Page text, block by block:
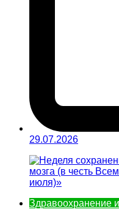
29.07.2026
Здравоохранение